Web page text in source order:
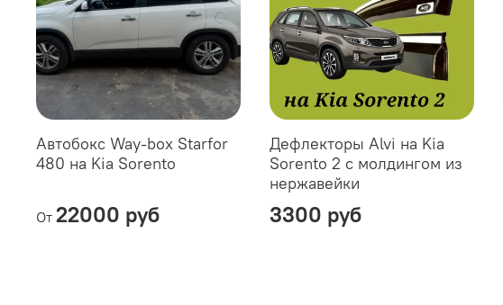
Автобокс Way-box Starfor
480 на Kia Sorento
От 22000 руб
Дефлекторы Alvi на Kia
Sorento 2 с молдингом из
нержавейки
3300 руб